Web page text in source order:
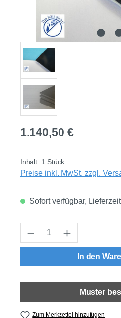
Regulärer Preis:
1.140,50 €
Inhalt: 1 Stück
Preise inkl. MwSt. zzgl.
Sofort verfügbar,
Produkt Anzahl:
In den
Muster
Zum Merkzettel hinzufügen